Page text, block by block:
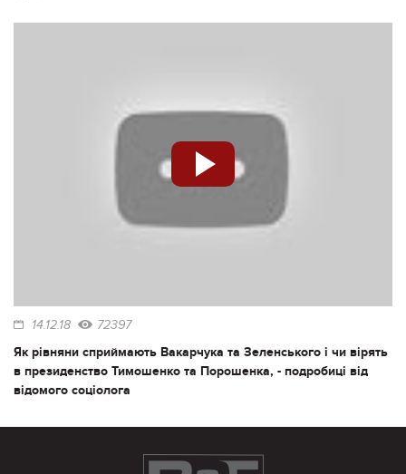
14.12.18 72397
Як рівняни сприймають Вакарчука та Зеленського і чи вірять
в президенство Тимошенко та Порошенка, - подробиці від
відомого соціолога